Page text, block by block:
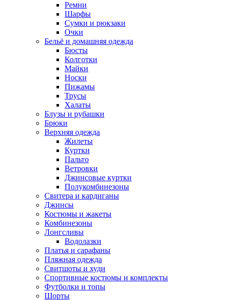
Ремни
Шарфы
Сумки и рюкзаки
Очки
Бельё и домашняя одежда
Бюсты
Колготки
Майки
Носки
Пижамы
Трусы
Халаты
Блузы и рубашки
Брюки
Верхняя одежда
Жилеты
Куртки
Пальто
Ветровки
Джинсовые куртки
Полукомбинезоны
Свитера и кардиганы
Джинсы
Костюмы и жакеты
Комбинезоны
Лонгсливы
Водолазки
Платья и сарафаны
Пляжная одежда
Свитшоты и худи
Спортивные костюмы и комплекты
Футболки и топы
Шорты